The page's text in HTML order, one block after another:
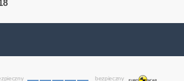
bezpieczny